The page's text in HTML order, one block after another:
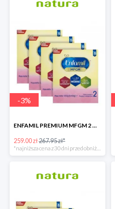
-3%
ENFAMIL PREMIUM MFGM 2 MLEKO NASTĘPNE POWYŻEJ 6. MIESIĄCA ŻYCIA
259.00 zł267.95 zł*